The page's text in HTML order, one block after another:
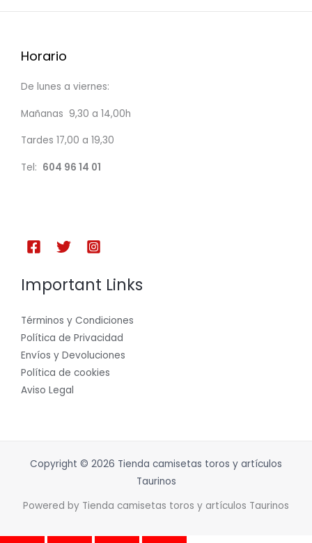
Horario
De lunes a viernes:
Mañanas 9,30 a 14,00h
Tardes 17,00 a 19,30
Tel: 604 96 14 01
Important Links
Términos y Condiciones
Política de Privacidad
Envíos y Devoluciones
Política de cookies
Aviso Legal
Copyright © 2026 Tienda camisetas toros y artículos
Taurinos
Powered by Tienda camisetas toros y artículos Taurinos